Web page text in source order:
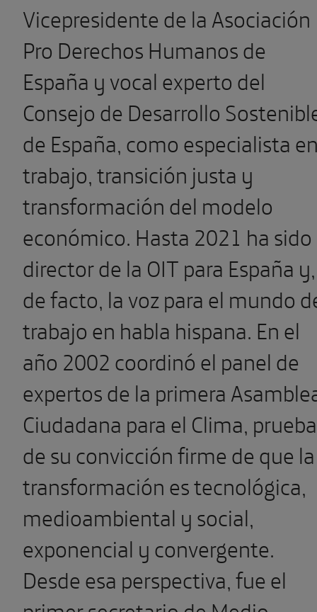
Vicepresidente de la Asociación
Pro Derechos Humanos de
España y vocal experto del
Consejo de Desarrollo
de España, como especialista
trabajo, transición justa y
transformación del modelo
económico. Hasta 2021 ha sido
director de la OIT para España y,
de facto, la voz para el mundo
trabajo en habla hispana. En el
año 2002 coordinó el panel de
expertos de la primera
Ciudadana para el Clima, prueba
de su convicción firme de que la
transformación es tecnológica,
medioambiental y social,
exponencial y convergente.
Desde esa perspectiva, fue el